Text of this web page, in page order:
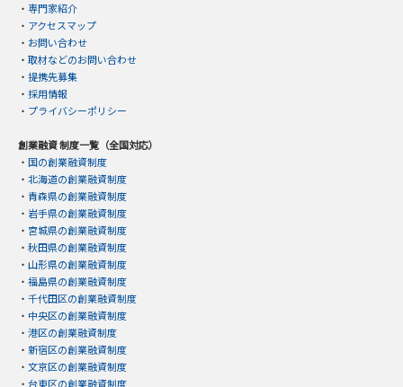
・ 専門家紹介
・ アクセスマップ
・ お問い合わせ
・ 取材などのお問い合わせ
・ 提携先募集
・ 採用情報
・ プライバシーポリシー
創業融資 制度一覧（全国対応）
・ 国の創業融資制度
・ 北海道の創業融資制度
・ 青森県の創業融資制度
・ 岩手県の創業融資制度
・ 宮城県の創業融資制度
・ 秋田県の創業融資制度
・ 山形県の創業融資制度
・ 福島県の創業融資制度
・ 千代田区の創業融資制度
・ 中央区の創業融資制度
・ 港区の創業融資制度
・ 新宿区の創業融資制度
・ 文京区の創業融資制度
・ 台東区の創業融資制度